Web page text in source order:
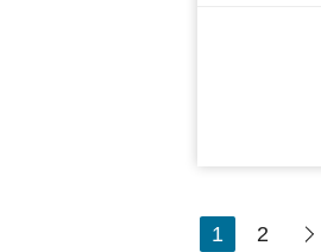
1 2